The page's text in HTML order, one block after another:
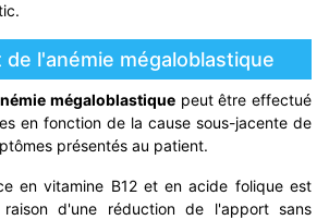
l'anémie mégaloblastique
mégaloblastiquepeut être effectué
en fonction de la cause sous-jacente de
présentés au patient.
en vitamine B12 et en acide folique est
d'une réduction de l'apport sans